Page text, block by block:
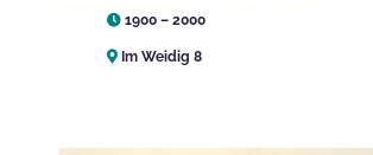
1900 – 2000
Im Weidig 8